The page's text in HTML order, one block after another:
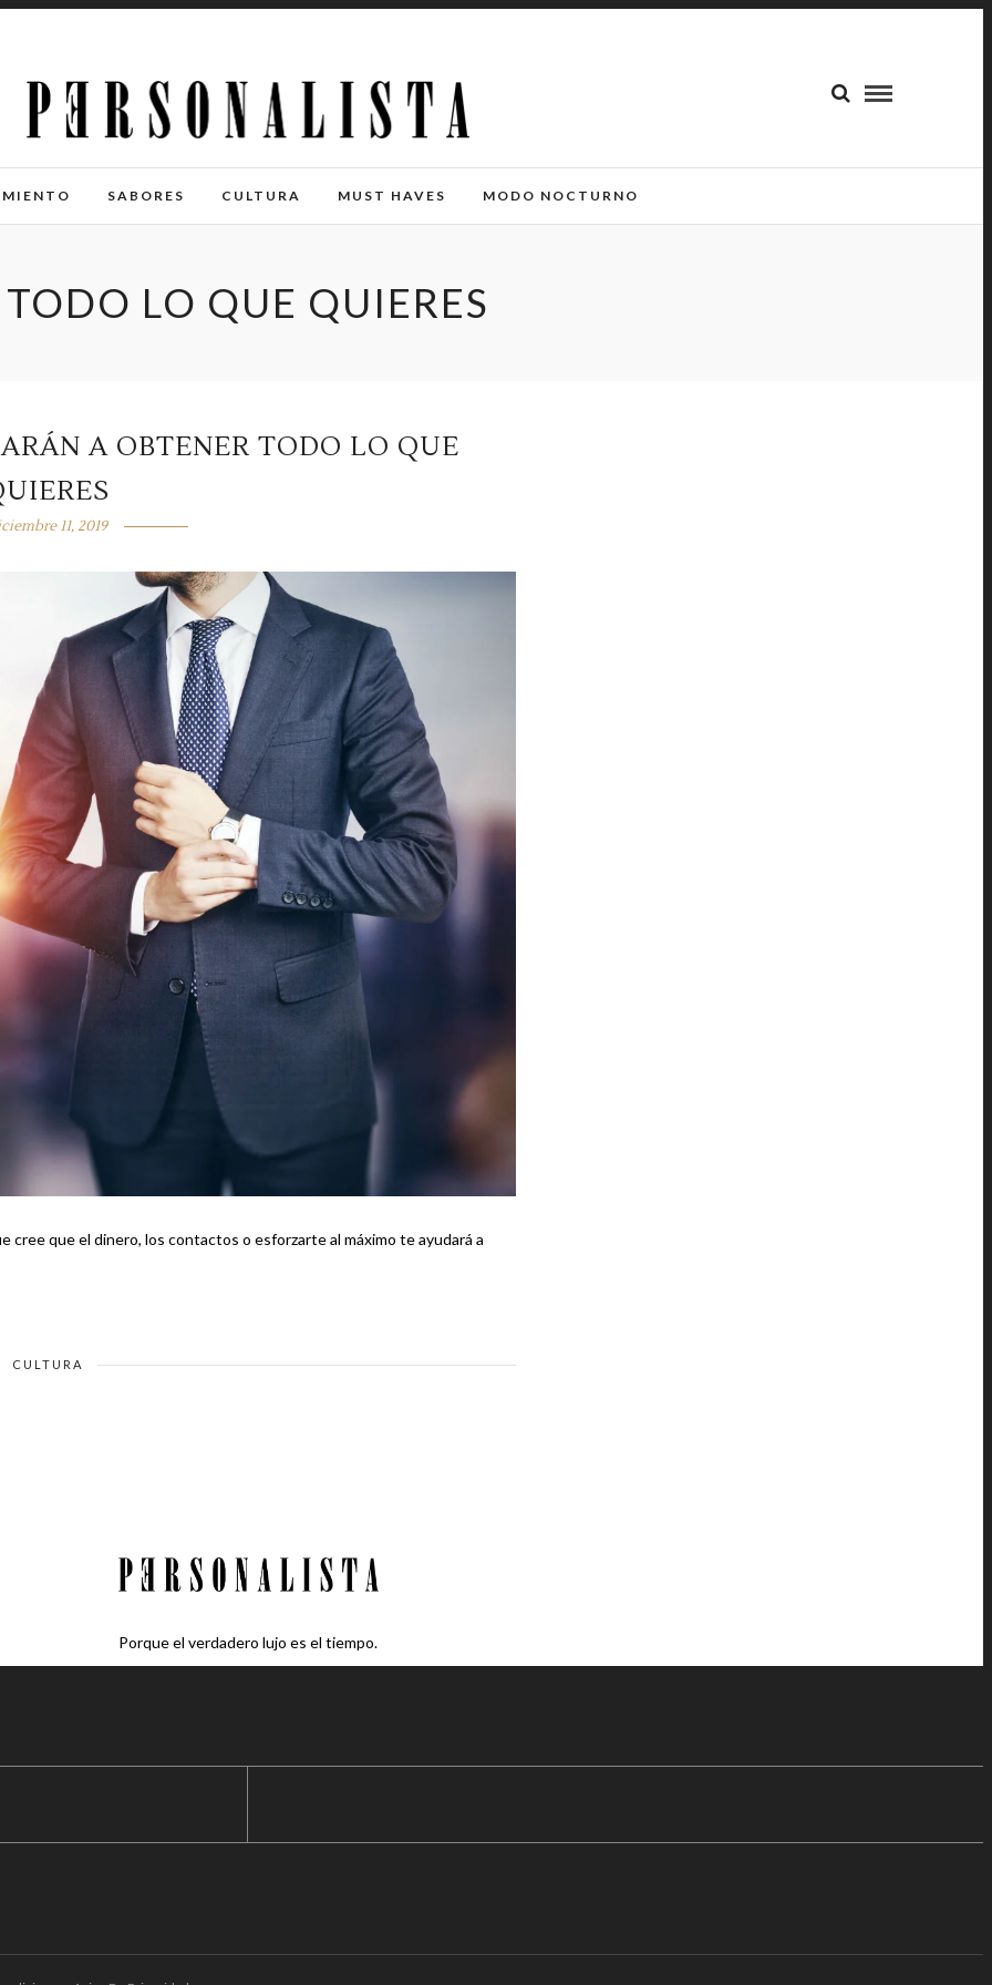
SABORES CULTURA MUST HAVES MODO NOCTURNO
TODO LO QUE QUIERES
A OBTENER TODO LO QUE
11, 2019
CULTURA
Porque el verdadero lujo es el tiempo.